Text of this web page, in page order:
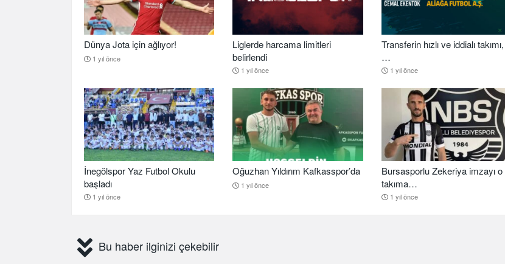
Dünya Jota için ağlıyor!
1 yıl önce
Liglerde harcama limitleri
belirlendi
1 yıl önce
Transferin hızlı ve iddialı takımı,
…
1 yıl önce
İnegölspor Yaz Futbol Okulu
başladı
1 yıl önce
Oğuzhan Yıldırım Kafkasspor’da
1 yıl önce
Bursasporlu Zekeriya imzayı o
takıma…
1 yıl önce
Bu haber ilginizi çekebilir